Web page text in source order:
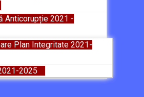
Anticorupție 2021 -
Plan Integritate 2021-
2025